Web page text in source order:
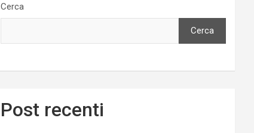
Cerca
Cerca
Post recenti